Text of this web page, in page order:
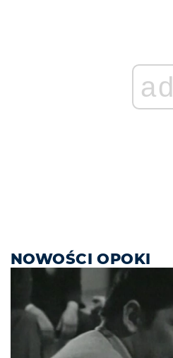
ad
NOWOŚCI OPOKI